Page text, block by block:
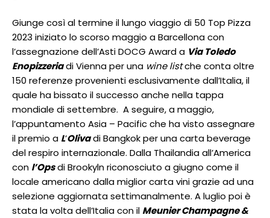
Giunge così al termine il lungo viaggio di 50 Top Pizza
2023 iniziato lo scorso maggio a Barcellona con
l’assegnazione dell’Asti DOCG Award a Via Toledo
Enopizzeriadi Vienna per una wine listche conta oltre
150 referenze provenienti esclusivamente dall’Italia, il
quale ha bissato il successo anche nella tappa
mondiale di settembre. A seguire, a maggio,
l’appuntamento Asia – Pacific che ha visto assegnare
il premio a L’Olivadi Bangkok per una carta beverage
del respiro internazionale. Dalla Thailandia all’America
con l’Opsdi Brookyln riconosciuto a giugno come il
locale americano dalla miglior carta vini grazie ad una
selezione aggiornata settimanalmente. A luglio poi è
stata la volta dell’Italia con il Meunier Champagne &